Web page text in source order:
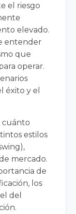
el riesgo
elevado.
entender
que
operar.
éxito y el
cuánto
estilos
mercado.
de
los
del